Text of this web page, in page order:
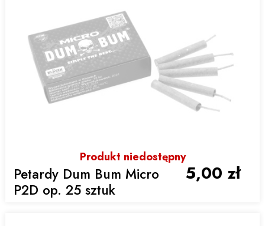
Produkt niedostępny
Petardy Dum Bum Micro
P2D op. 25 sztuk
5,00 zł